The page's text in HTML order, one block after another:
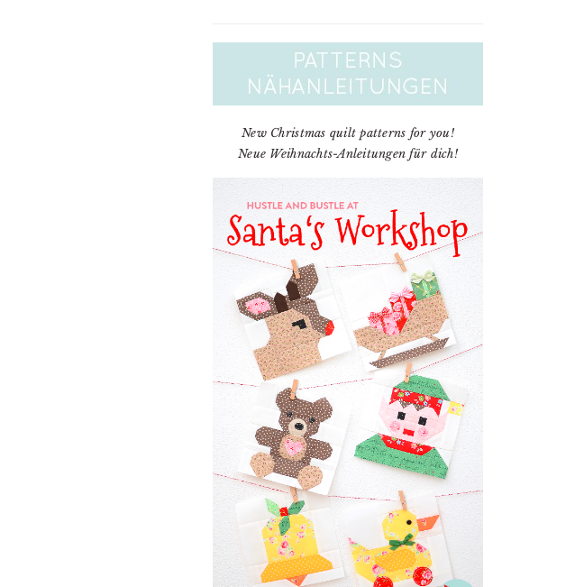
New Christmas quilt patterns for you!
Neue Weihnachts-Anleitungen für dich!